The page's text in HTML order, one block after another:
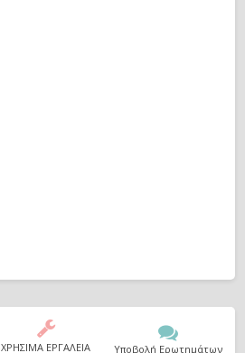
ΧΡΗΣΙΜΑ ΕΡΓΑΛΕΙΑ Υποβολή Ερωτημάτων